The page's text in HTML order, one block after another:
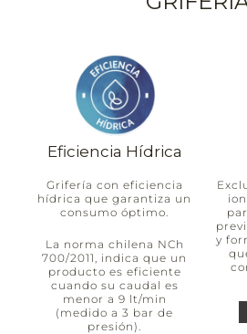
Eficiencia Hídrica
Grifería con eficiencia
hídrica que garantiza un
consumo óptimo.
La norma chilena NCh
700/2011, indica que un
producto es eficiente
cuando su caudal es
menor a 9 lt/min
(medido a 3 bar de
presión).
y